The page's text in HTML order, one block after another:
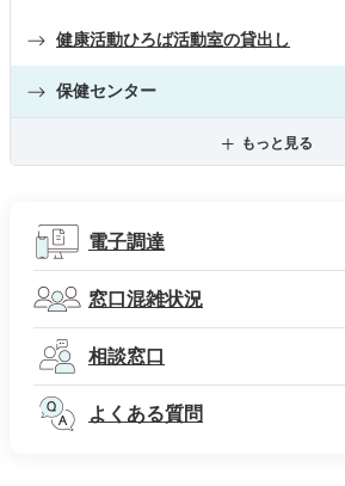
健康活動ひろば活動室の貸出し
保健センター
もっと見る
電子調達
窓口混雑状況
相談窓口
よくある質問